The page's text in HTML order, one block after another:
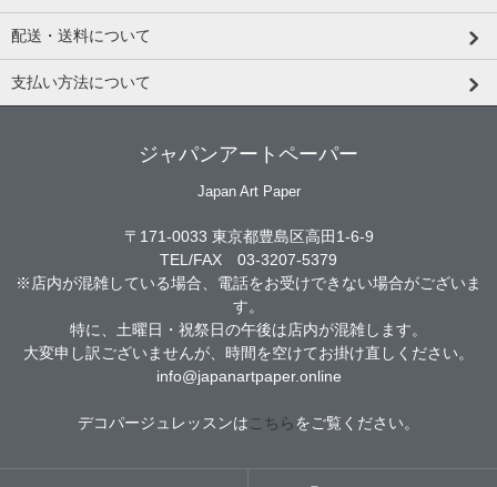
配送・送料について
支払い方法について
ジャパンアートペーパー
Japan Art Paper
〒171-0033 東京都豊島区高田1-6-9
TEL/FAX 03-3207-5379
※店内が混雑している場合、電話をお受けできない場合がございま
す。
特に、土曜日・祝祭日の午後は店内が混雑します。
大変申し訳ございませんが、時間を空けてお掛け直しください。
info@japanartpaper.online
デコパージュレッスンは こちらをご覧ください。